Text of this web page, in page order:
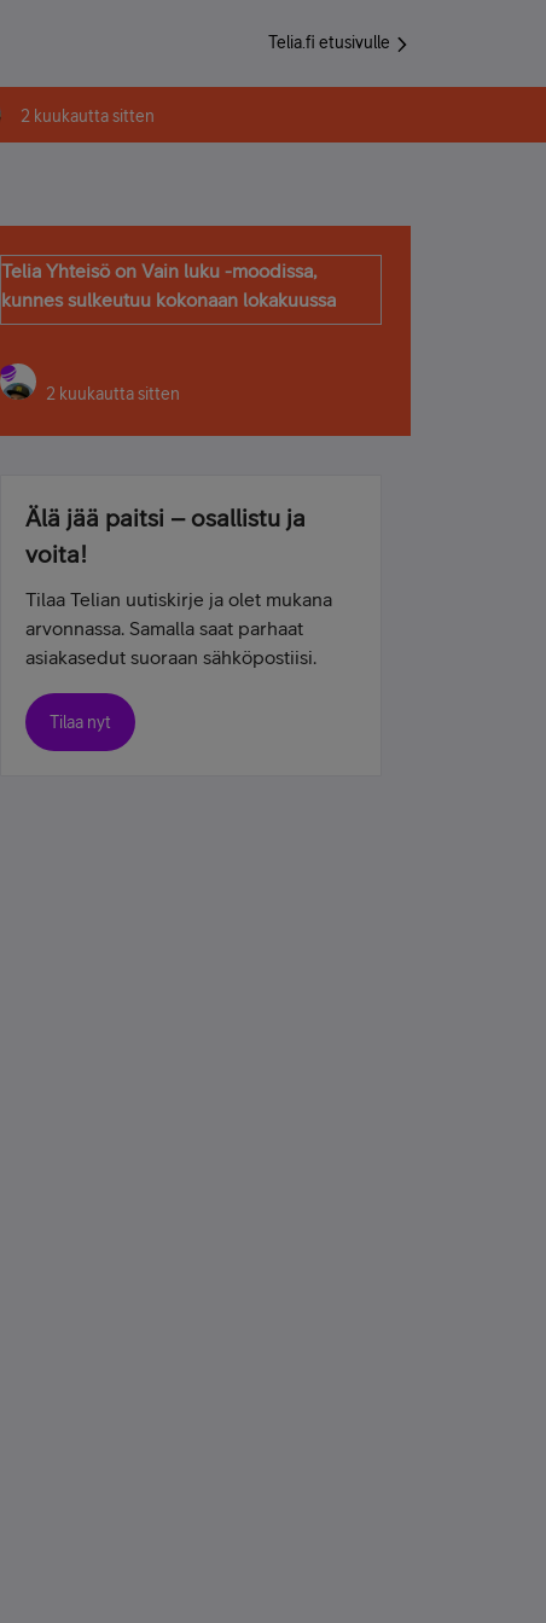
Telia.fi etusivulle
2 kuukautta sitten
Telia Yhteisö on Vain luku -moodissa,
kunnes sulkeutuu kokonaan lokakuussa
2 kuukautta sitten
Älä jää paitsi – osallistu ja
voita!
Tilaa Telian uutiskirje ja olet mukana
arvonnassa. Samalla saat parhaat
asiakasedut suoraan sähköpostiisi.
Tilaa nyt